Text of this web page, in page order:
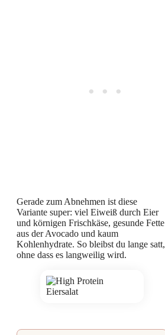
Gerade zum Abnehmen ist diese
Variante super: viel Eiweiß durch Eier
und körnigen Frischkäse, gesunde Fette
aus der Avocado und kaum
Kohlenhydrate. So bleibst du lange satt,
ohne dass es langweilig wird.